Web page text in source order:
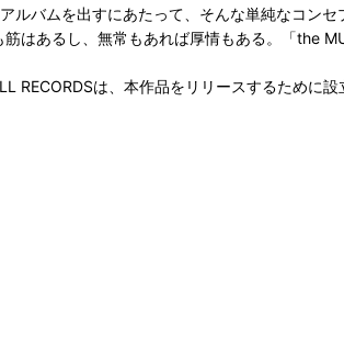
バムを出すにあたって、そんな単純なコン
はあるし、無常もあれば厚情もある。「the
RECORDSは、本作品をリリースするため